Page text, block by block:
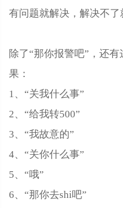
有问题就解决，解决不了
除了“那你报警吧”，还
果：
1、“关我什么事”
2、“给我转500”
3、“我故意的”
4、“关你什么事”
5、“哦”
6、“那你去shi吧”